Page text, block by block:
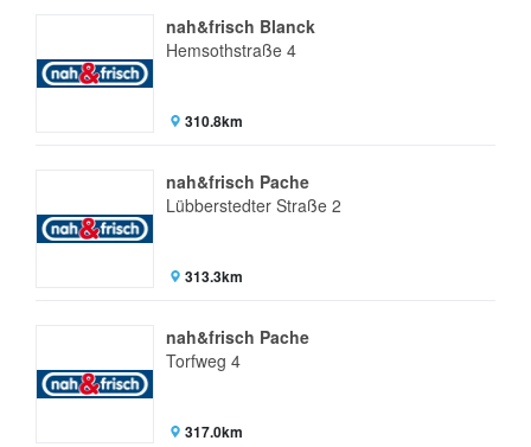
nah&frisch Blanck
Hemsothstraße 4
310.8km
nah&frisch Pache
Lübberstedter Straße 2
313.3km
nah&frisch Pache
Torfweg 4
317.0km